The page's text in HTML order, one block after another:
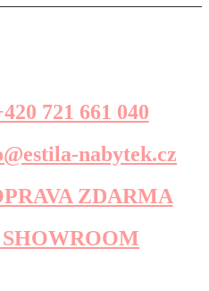
721 661 040
nabytek.cz
ZDARMA
SHOWROOM